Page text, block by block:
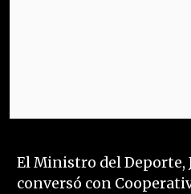
El Ministro del Deporte,
conversó con